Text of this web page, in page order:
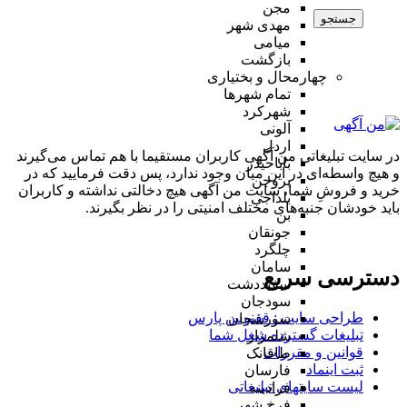
مجن
مهدی شهر
میامی
بازگشت
چهارمحال و بختیاری
تمام شهر‌ها
شهرکرد
آلونی
اردل
باباحیدر
بروجن
بلداجی
بن
جونقان
چلگرد
سامان
سفیددشت
سودجان
سورشجان
شلمزار
طاقانک
فارسان
فرادبنه
جستجو
در سایت تبلیغاتی من آگهی کاربران مستقیما با هم تماس می‌گیرند
و هیچ واسطه‌ای در این میان وجود ندارد، پس دقت فرمایید که در
خرید و فروشِ شما، سایت من آگهی هیچ دخالتی نداشته و کاربران
باید خودشان جنبه‌های مختلف امنیتی را در نظر بگیرند.
دسترسی سریع
طراحی سایت :‌ ققنوس پارس
تبلیغات گسترده شغل شما
قوانین و مقررات
ثبت اینماد
لیست سایتهای تبلیغاتی